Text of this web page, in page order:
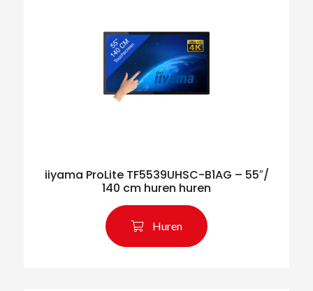
iiyama ProLite TF5539UHSC-B1AG – 55″/
140 cm huren huren
Huren